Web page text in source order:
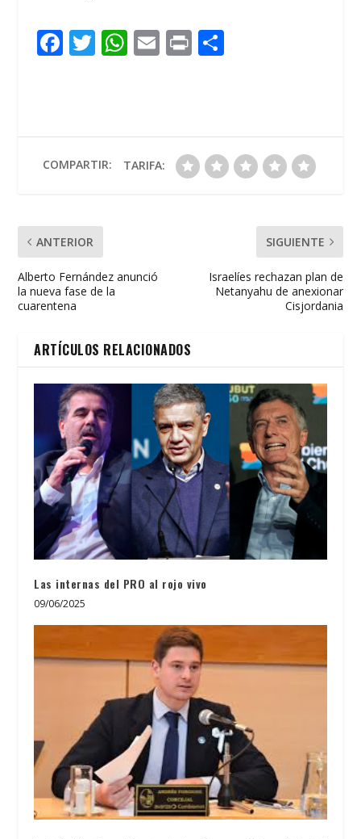
F
o
o
T W
A
p
E Pr
ar
ti
COMPARTIR: TARIFA:
ANTERIOR
Alberto Fernández anunció
la nueva fase de la
cuarentena
SIGUIENTE
Israelíes rechazan plan de
Netanyahu de anexionar
Cisjordania
ARTÍCULOS RELACIONADOS
Las internas del PRO al rojo vivo
09/06/2025